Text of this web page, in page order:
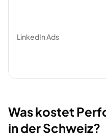
LinkedIn Ads
Was kostet
in der Schweiz?